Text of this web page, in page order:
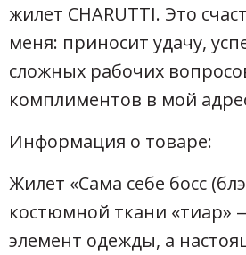
жилет CHARUTTI. Это
меня: приносит удачу,
сложных рабочих
комплиментов в мой
Информация о товаре:
Жилет «Сама себе босс
костюмной ткани «тиар»
элемент одежды, а